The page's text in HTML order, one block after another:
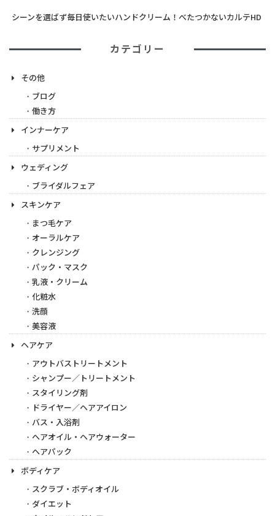
シーンを選ばず毎日使いたいハンドクリーム！べたつかないカルテHD
カテゴリー
その他
ブログ
働き方
インナーケア
サプリメント
ウェディング
ブライダルフェア
スキンケア
まつ毛ケア
オーラルケア
クレンジング
パック・マスク
乳液・クリーム
化粧水
洗顔
美容液
ヘアケア
アウトバストリートメント
シャンプー／トリートメント
スタイリング剤
ドライヤー／ヘアアイロン
バス・入浴剤
ヘアオイル・ヘアウォーター
ヘアパック
ボディケア
スクラブ・ボディオイル
ダイエット